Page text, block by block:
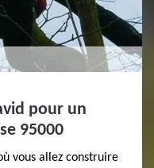
pour un
95000
vous allez construire